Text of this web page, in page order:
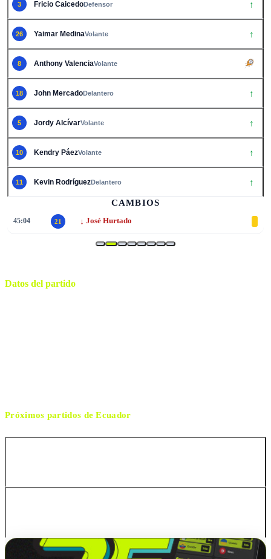
3 Fricio CaicedoDefensor ↑
26 Yaimar MedinaVolante ↑
8 Anthony ValenciaVolante
18 John MercadoDelantero ↑
5 Jordy AlcívarVolante ↑
10 Kendry PáezVolante ↑
11 Kevin RodríguezDelantero ↑
CAMBIOS
45:05 16 ↓ Jordy Caicedo
Datos del partido
Próximos partidos deEcuador